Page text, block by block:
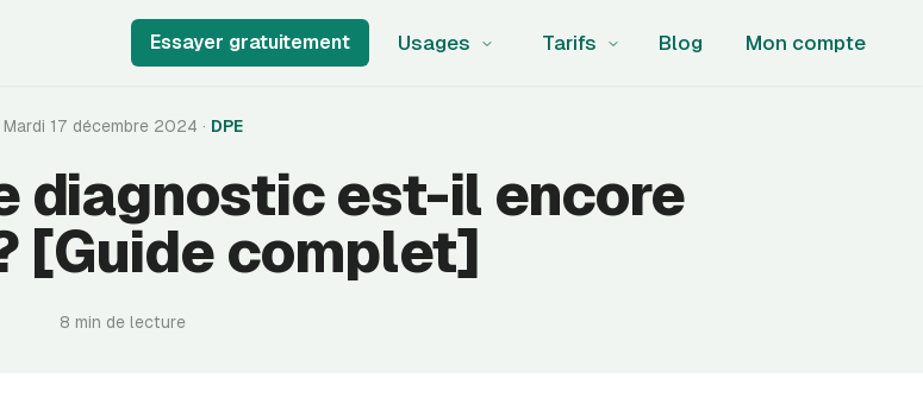
Essayer gratuitement Usages Tarifs Blog Mon compte
Mardi 17 décembre 2024 · DPE
diagnostic est-il encore
[Guide complet]
8 min de lecture